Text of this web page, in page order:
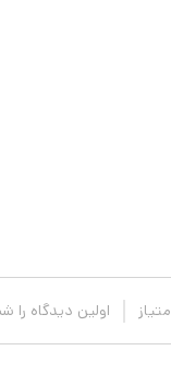
اولین دیدگاه را